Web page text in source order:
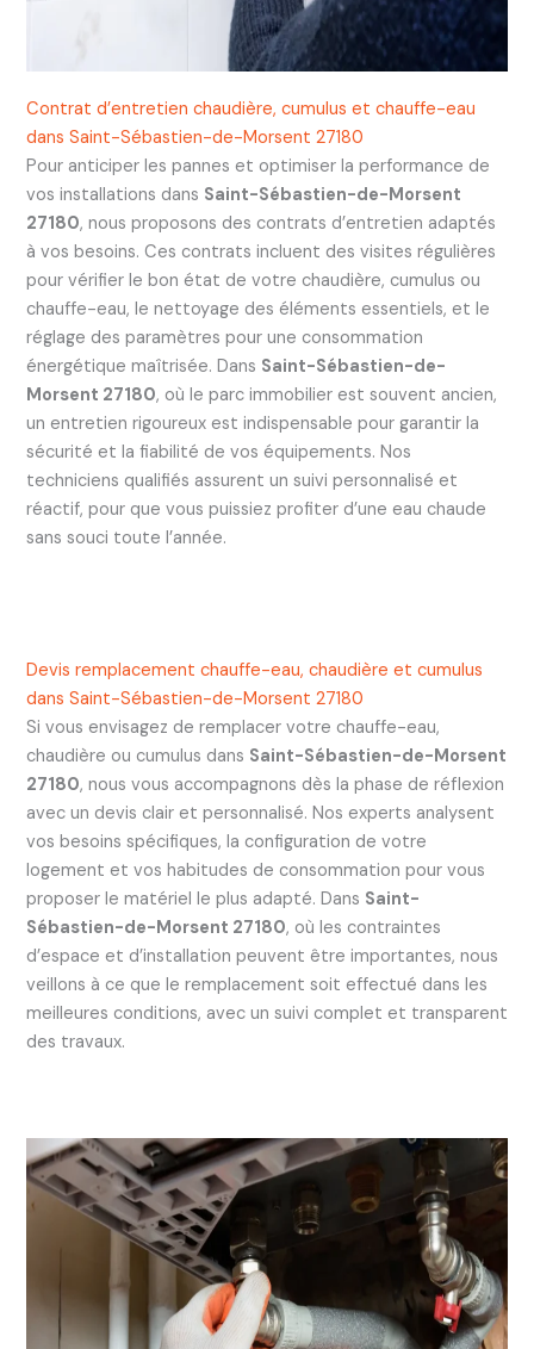
Contrat d’entretien chaudière, cumulus et chauffe-eau
dans Saint-Sébastien-de-Morsent 27180
Pour anticiper les pannes et optimiser la performance de
vos installations dans Saint-Sébastien-de-Morsent
27180, nous proposons des contrats d’entretien adaptés
à vos besoins. Ces contrats incluent des visites régulières
pour vérifier le bon état de votre chaudière, cumulus ou
chauffe-eau, le nettoyage des éléments essentiels, et le
réglage des paramètres pour une consommation
énergétique maîtrisée. Dans Saint-Sébastien-de-
Morsent 27180, où le parc immobilier est souvent ancien,
un entretien rigoureux est indispensable pour garantir la
sécurité et la fiabilité de vos équipements. Nos
techniciens qualifiés assurent un suivi personnalisé et
réactif, pour que vous puissiez profiter d’une eau chaude
sans souci toute l’année.
Devis remplacement chauffe-eau, chaudière et cumulus
dans Saint-Sébastien-de-Morsent 27180
Si vous envisagez de remplacer votre chauffe-eau,
chaudière ou cumulus dans Saint-Sébastien-de-Morsent
27180, nous vous accompagnons dès la phase de réflexion
avec un devis clair et personnalisé. Nos experts analysent
vos besoins spécifiques, la configuration de votre
logement et vos habitudes de consommation pour vous
proposer le matériel le plus adapté. Dans Saint-
Sébastien-de-Morsent 27180, où les contraintes
d’espace et d’installation peuvent être importantes, nous
veillons à ce que le remplacement soit effectué dans les
meilleures conditions, avec un suivi complet et transparent
des travaux.